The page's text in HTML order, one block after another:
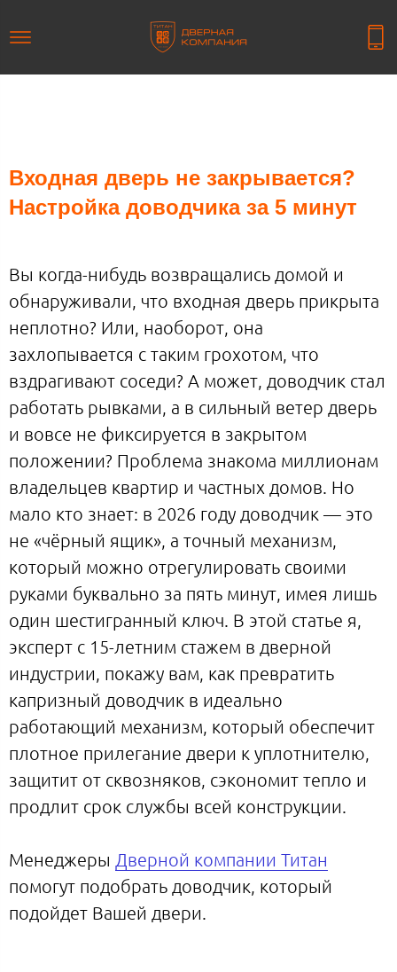
Входная дверь не закрывается?
Настройка доводчика за 5 минут
Вы когда-нибудь возвращались домой и
обнаруживали, что входная дверь прикрыта
неплотно? Или, наоборот, она
захлопывается с таким грохотом, что
вздрагивают соседи? А может, доводчик стал
работать рывками, а в сильный ветер дверь
и вовсе не фиксируется в закрытом
положении? Проблема знакома миллионам
владельцев квартир и частных домов. Но
мало кто знает: в 2026 году доводчик — это
не «чёрный ящик», а точный механизм,
который можно отрегулировать своими
руками буквально за пять минут, имея лишь
один шестигранный ключ. В этой статье я,
эксперт с 15-летним стажем в дверной
индустрии, покажу вам, как превратить
капризный доводчик в идеально
работающий механизм, который обеспечит
плотное прилегание двери к уплотнителю,
защитит от сквозняков, сэкономит тепло и
продлит срок службы всей конструкции.
Менеджеры Дверной компании Титан
помогут подобрать доводчик, который
подойдет Вашей двери.